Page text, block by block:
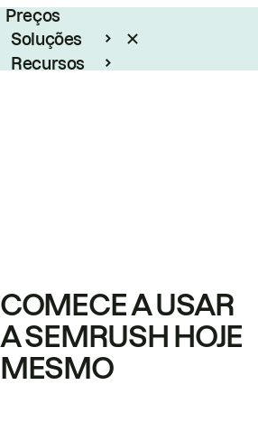
Preços
Soluções
Recursos
COMECE A USAR
A SEMRUSH HOJE
MESMO